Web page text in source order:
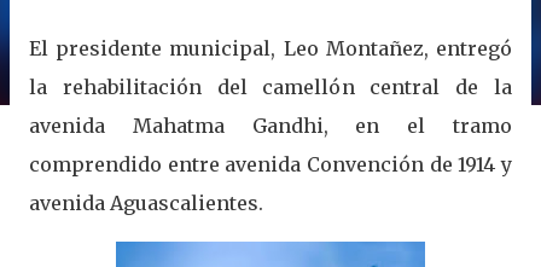
El presidente municipal, Leo Montañez, entregó
la rehabilitación del camellón central de la
avenida Mahatma Gandhi, en el tramo
comprendido entre avenida Convención de 1914 y
avenida Aguascalientes.